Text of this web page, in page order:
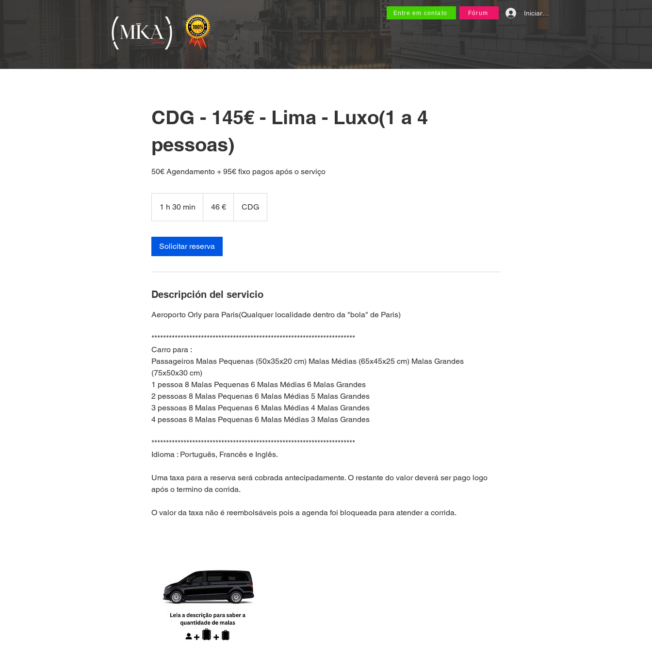
Entre em contato Fórum Iniciar sesión
CDG - 145€ - Lima - Luxo(1 a 4
pessoas)
50€ Agendamento + 95€ fixo pagos após o serviço
1 h 30 min
n
46 € CDG
Solicitar reserva
Descripción del servicio
Aeroporto Orly para Paris(Qualquer localidade dentro da "bola" de Paris)
**********************************************************************
Carro para :
Passageiros Malas Pequenas (50x35x20 cm) Malas Médias (65x45x25 cm) Malas Grandes
(75x50x30 cm)
1 pessoa 8 Malas Pequenas 6 Malas Médias 6 Malas Grandes
2 pessoas 8 Malas Pequenas 6 Malas Médias 5 Malas Grandes
3 pessoas 8 Malas Pequenas 6 Malas Médias 4 Malas Grandes
4 pessoas 8 Malas Pequenas 6 Malas Médias 3 Malas Grandes
**********************************************************************
Idioma : Português, Francês e Inglês.
Uma taxa para a reserva será cobrada antecipadamente. O restante do valor deverá ser pago logo
após o termino da corrida.
O valor da taxa não é reembolsáveis pois a agenda foi bloqueada para atender a corrida.